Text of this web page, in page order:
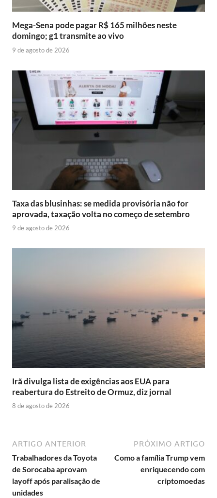
Mega-Sena pode pagar R$ 165 milhões neste
domingo; g1 transmite ao vivo
9 de agosto de 2026
Taxa das blusinhas: se medida provisória não for
aprovada, taxação volta no começo de setembro
9 de agosto de 2026
Irã divulga lista de exigências aos EUA para
reabertura do Estreito de Ormuz, diz jornal
8 de agosto de 2026
ARTIGO ANTERIOR
Trabalhadores da Toyota
de Sorocaba aprovam
layoff após paralisação de
unidades
PRÓXIMO ARTIGO
Como a família Trump vem
enriquecendo com
criptomoedas